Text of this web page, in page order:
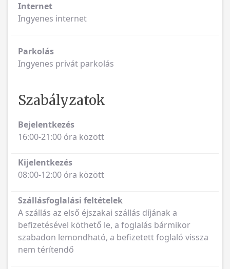
Internet
Ingyenes internet
Parkolás
Ingyenes privát parkolás
Szabályzatok
Bejelentkezés
16:00-21:00 óra között
Kijelentkezés
08:00-12:00 óra között
Szállásfoglalási feltételek
A szállás az első éjszakai szállás díjának a
befizetésével köthető le, a foglalás bármikor
szabadon lemondható, a befizetett foglaló vissza
nem térítendő